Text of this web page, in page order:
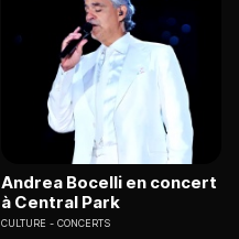
Andrea Bocelli en concert
à Central Park
CULTURE CONCERTS